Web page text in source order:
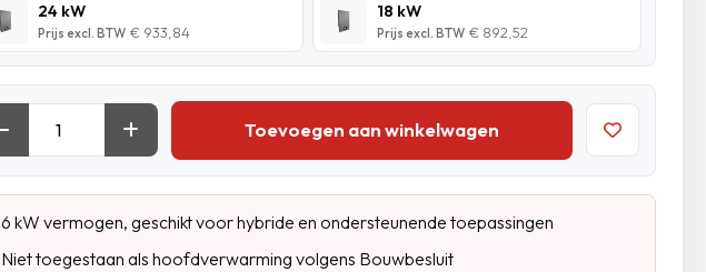
24 kW
Prijs excl. BTW € 933,84
18 kW
Prijs excl. BTW € 892,52
Toevoegen aan winkelwagen
6 kW vermogen, geschikt voor hybride en ondersteunende toepassingen
Niet toegestaan als hoofdverwarming volgens Bouwbesluit